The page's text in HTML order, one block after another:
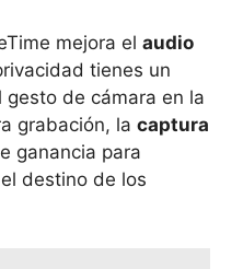
mejora el audio
tienes un
de cámara en la
grabación, la captura
ganancia para
destino de los